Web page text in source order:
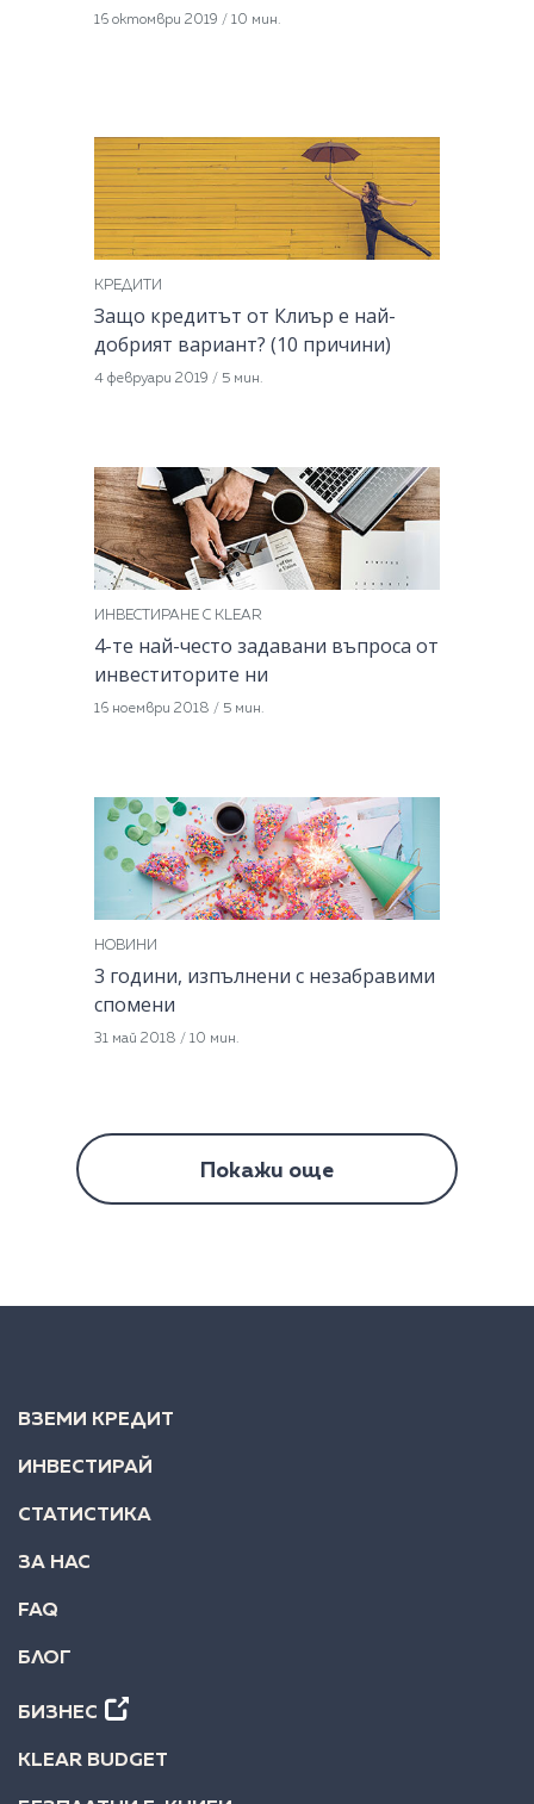
16 октомври 2019 / 10 мин.
КРЕДИТИ
Защо кредитът от Клиър е най-
добрият вариант? (10 причини)
4 февруари 2019 / 5 мин.
ИНВЕСТИРАНЕ С KLEAR
4-те най-често задавани въпросa от
инвеститорите ни
16 ноември 2018 / 5 мин.
НОВИНИ
3 години, изпълнени с незабравими
спомени
31 май 2018 / 10 мин.
Покажи още
ВЗЕМИ КРЕДИТ
ИНВЕСТИРАЙ
СТАТИСТИКА
ЗА НАС
FAQ
БЛОГ
БИЗНЕС
KLEAR BUDGET